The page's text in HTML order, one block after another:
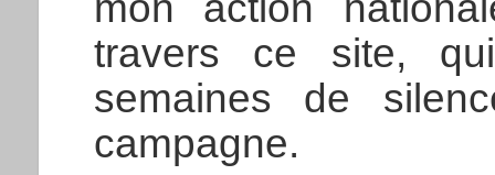
travers ce site,
semaines de
campagne.